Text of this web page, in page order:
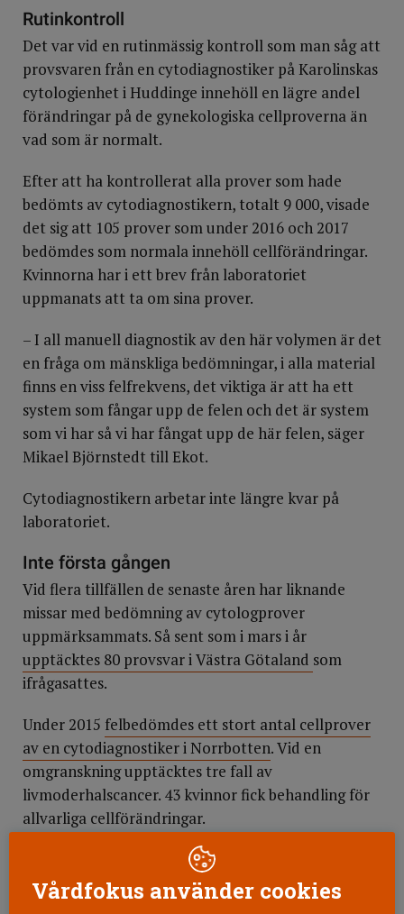
Rutinkontroll
Det var vid en rutinmässig kontroll som man såg att
provsvaren från en cytodiagnostiker på Karolinskas
cytologienhet i Huddinge innehöll en lägre andel
förändringar på de gynekologiska cellproverna än
vad som är normalt.
Efter att ha kontrollerat alla prover som hade
bedömts av cytodiagnostikern, totalt 9 000, visade
det sig att 105 prover som under 2016 och 2017
bedömdes som normala innehöll cellförändringar.
Kvinnorna har i ett brev från laboratoriet
uppmanats att ta om sina prover.
– I all manuell diagnostik av den här volymen är det
en fråga om mänskliga bedömningar, i alla material
finns en viss felfrekvens, det viktiga är att ha ett
system som fångar upp de felen och det är system
som vi har så vi har fångat upp de här felen, säger
Mikael Björnstedt till Ekot.
Cytodiagnostikern arbetar inte längre kvar på
laboratoriet.
Inte första gången
Vid flera tillfällen de senaste åren har liknande
missar med bedömning av cytologprover
uppmärksammats. Så sent som i mars i år
upptäcktes 80 provsvar i Västra Götaland som
ifrågasattes.
Under 2015 felbedömdes ett stort antal cellprover
av en cytodiagnostiker i Norrbotten. Vid en
omgranskning upptäcktes tre fall av
livmoderhalscancer. 43 kvinnor fick behandling för
allvarliga cellförändringar.
2012 upptäcktes att en ensamarbetande
cytodiagnostiker i Jämtland hade missat 125 prover
Vårdfokus använder cookies